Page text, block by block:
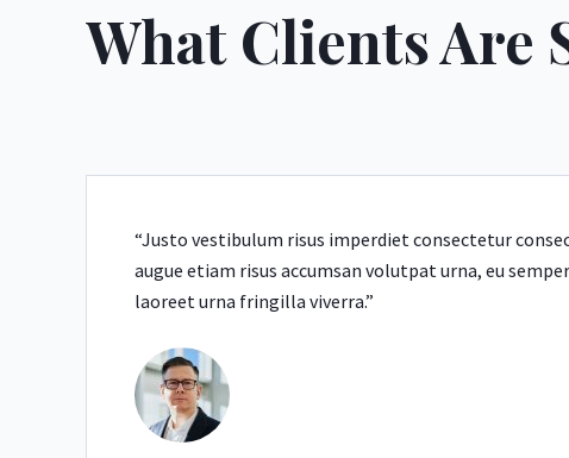
What Clients Are
“Justo vestibulum risus imperdiet consectetur
augue etiam risus accumsan volutpat urna, eu
laoreet urna fringilla viverra.”